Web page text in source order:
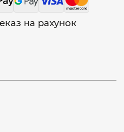
на рахунок